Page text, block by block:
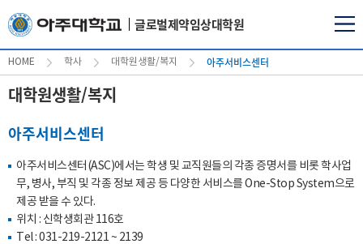
글로벌제약임상대학원
HOME 학사 대학원생활/복지 아주서비스센터
대학원생활/복지
아주서비스센터
아주서비스센터(ASC)에서는 학생 및 교직원들의 각종 증명서를 비롯 학사업
무, 병사, 부직 및 각종 정보 제공 등 다양한 서비스를 One-Stop System으로
제공 받을 수 있다.
위치 : 신학생회관 116호
Tel :031-219-2121~ 2139